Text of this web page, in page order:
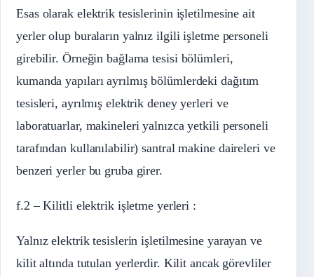
Esas olarak elektrik tesislerinin işletilmesine ait
yerler olup buraların yalnız ilgili işletme personeli
girebilir. Örneğin bağlama tesisi bölümleri,
kumanda yapıları ayrılmış bölümlerdeki dağıtım
tesisleri, ayrılmış elektrik deney yerleri ve
laboratuarlar, makineleri yalnızca yetkili personeli
tarafından kullanılabilir) santral makine daireleri ve
benzeri yerler bu gruba girer.
f.2 – Kilitli elektrik işletme yerleri :
Yalnız elektrik tesislerin işletilmesine yarayan ve
kilit altında tutulan yerlerdir. Kilit ancak görevliler